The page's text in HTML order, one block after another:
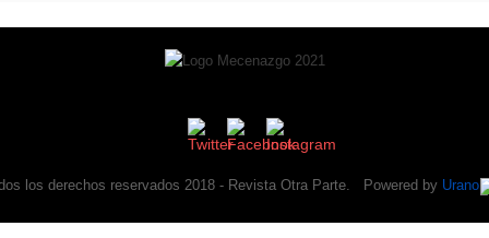
los derechos reservados 2018 - Revista Otra Parte. Powered by Urano